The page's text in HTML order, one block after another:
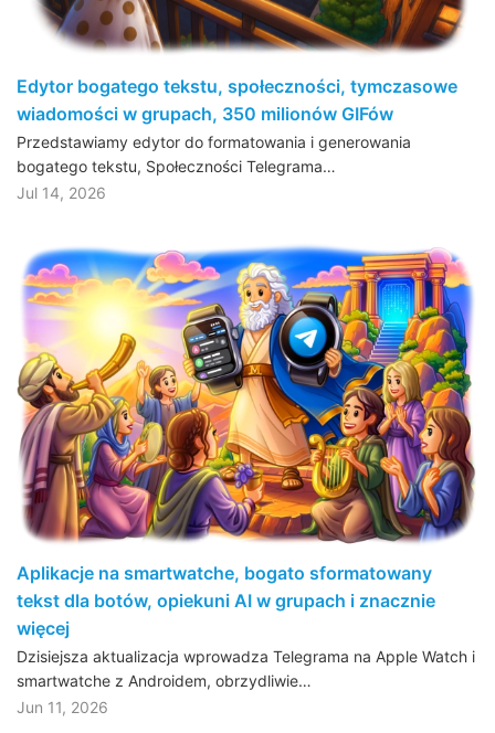
Edytor bogatego tekstu, społeczności, tymczasowe
wiadomości w grupach, 350 milionów GIFów
Przedstawiamy edytor do formatowania i generowania
bogatego tekstu, Społeczności Telegrama…
Jul 14, 2026
Aplikacje na smartwatche, bogato sformatowany
tekst dla botów, opiekuni AI w grupach i znacznie
więcej
Dzisiejsza aktualizacja wprowadza Telegrama na Apple Watch i
smartwatche z Androidem, obrzydliwie…
Jun 11, 2026